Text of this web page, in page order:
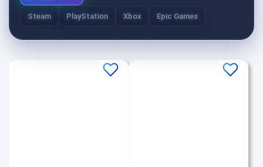
Steam PlayStation Xbox Epic Games